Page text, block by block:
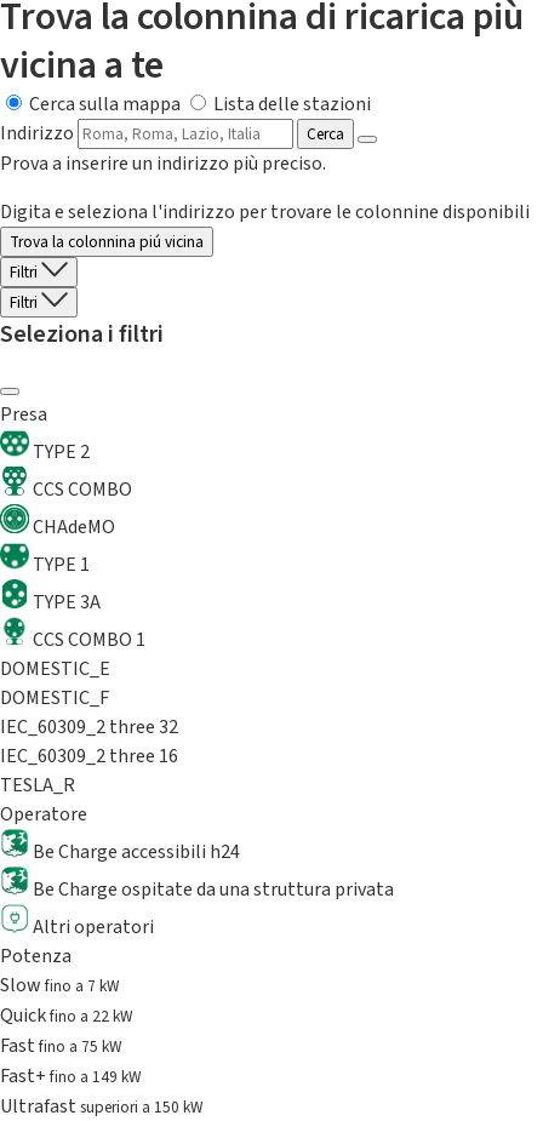
Trova la colonnina di ricarica più
vicina a te
Cerca sulla mappa
Lista delle stazioni
Indirizzo
Cerca
Prova a inserire un indirizzo più preciso.
Digita e seleziona l'indirizzo per trovare le colonnine disponibili
Trova la colonnina piú vicina
Filtri
Filtri
Seleziona i filtri
Presa
TYPE 2
CCS COMBO
CHAdeMO
TYPE 1
TYPE 3A
CCS COMBO 1
DOMESTIC_E
DOMESTIC_F
IEC_60309_2 three 32
IEC_60309_2 three 16
TESLA_R
Operatore
Be Charge accessibili h24
Be Charge ospitate da una struttura privata
Altri operatori
Potenza
Slowfino a 7 kW
Quickfino a 22 kW
Fastfino a 75 kW
Fast+fino a 149 kW
Ultrafast superiori a 150 kW